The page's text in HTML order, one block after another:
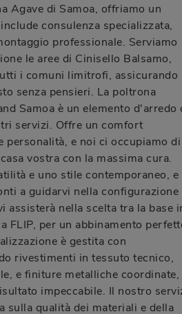
Agave di Samoa, offriamo un
consulenza specializzata,
professionale. Serviamo
le aree di Cinisello Balsamo,
i comuni limitrofi, assicurando
senza pensieri. La poltrona
Samoa è un elemento d'arredo
servizi. Offre un comfort
personalità, e noi ci occupiamo di
vostra con la massima cura.
e uno stile contemporaneo, e
a guidarvi nella configurazione
assisterà nella scelta tra la base
FLIP, per un abbinamento
è gestita con
rivestimenti in tessuto tecnico,
e finiture metalliche coordinate,
impeccabile. Il nostro
sulla qualità dei materiali e della